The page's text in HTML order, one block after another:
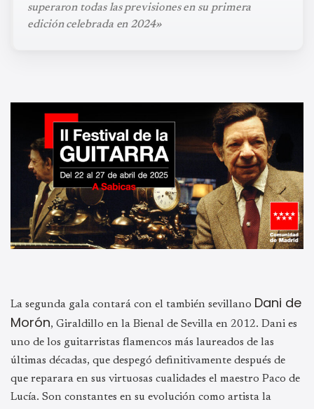
superaron todas las previsiones en su primera
edición celebrada en 2024»
La segunda gala contará con el también sevillano Dani de
Morón, Giraldillo en la Bienal de Sevilla en 2012. Dani es
uno de los guitarristas flamencos más laureados de las
últimas décadas, que despegó definitivamente después de
que reparara en sus virtuosas cualidades el maestro Paco de
Lucía. Son constantes en su evolución como artista la